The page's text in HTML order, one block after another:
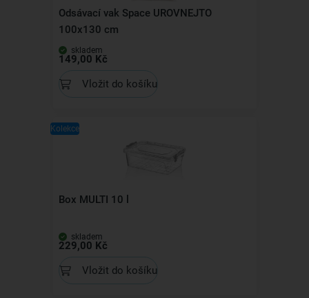
Odsávací vak Space UROVNEJTO
100x130 cm
skladem
149,00 Kč
Vložit do košíku
Kolekce
Box MULTI 10 l
skladem
229,00 Kč
Vložit do košíku